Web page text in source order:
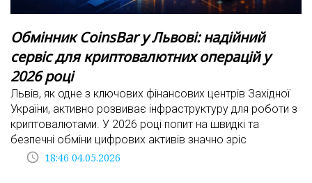
Обмінник CoinsBar у Львові: надійний
сервіс для криптовалютних операцій у
2026 році
Львів, як одне з ключових фінансових центрів Західної
України, активно розвиває інфраструктуру для роботи з
криптовалютами. У 2026 році попит на швидкі та
безпечні обміни цифрових активів значно зріс
access_time 18:46 04.05.2026